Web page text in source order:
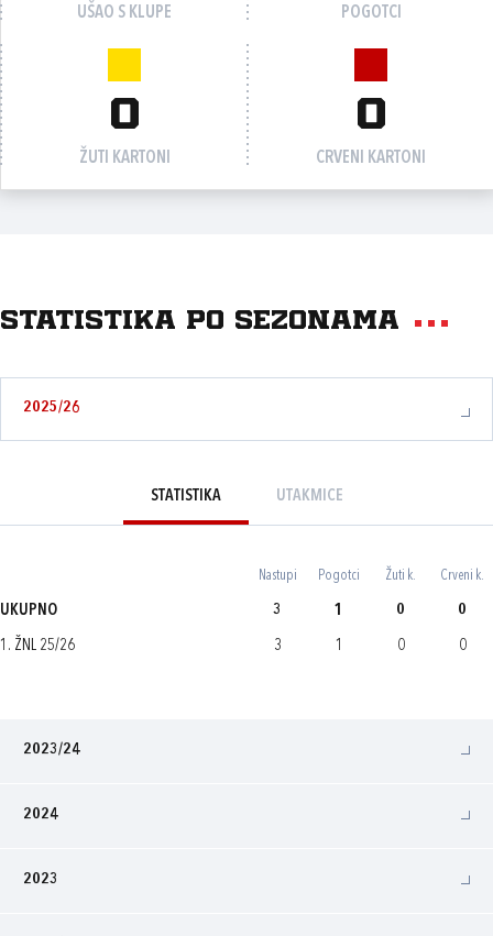
UŠAO S KLUPE POGOTCI
0
ŽUTI KARTONI
0
CRVENI KARTONI
Statistika po sezonama
2025/26
STATISTIKA UTAKMICE
Nastupi Pogotci Žuti k. Crveni k.
UKUPNO 3 1 0 0
1. ŽNL 25/26 3 1 0 0
2023/24
2024
2023